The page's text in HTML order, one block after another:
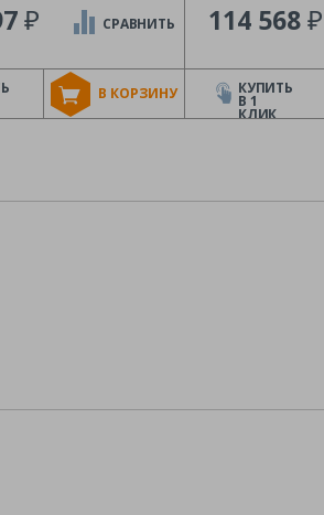
₽
В КОРЗИНУ
СРАВНИТЬ 114 568₽
КУПИТЬ
В 1
КЛИК